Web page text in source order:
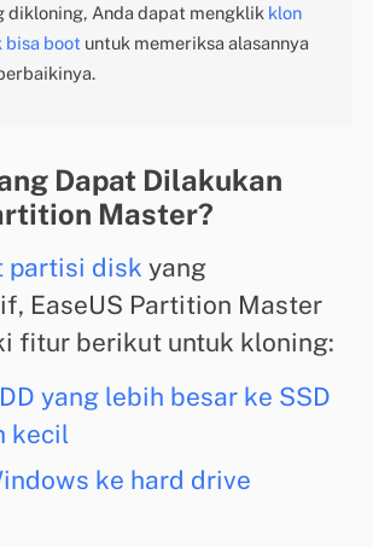
dikloning, Anda dapat mengklik klon
bisa boot untuk memeriksa alasannya
Dapat Dilakukan
Master?
partisi disk yang
EaseUS Partition Master
fitur berikut untuk kloning:
yang lebih besar ke SSD
kecil
ke hard drive